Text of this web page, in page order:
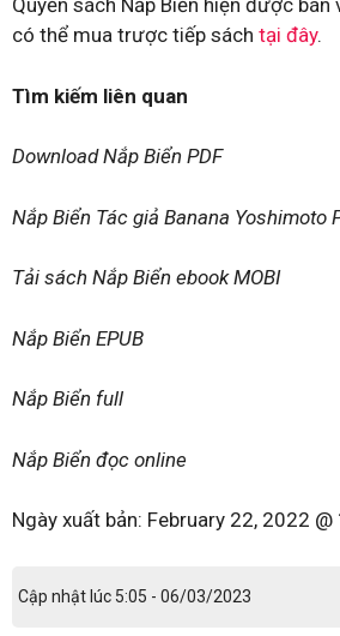
Quyển sách Nắp Biển hiện được
có thể mua trược tiếp sách tại đây.
Tìm kiếm liên quan
Download Nắp Biển PDF
Nắp Biển Tác giả Banana Yoshimoto
Tải sách Nắp Biển ebook MOBI
Nắp Biển EPUB
Nắp Biển full
Nắp Biển đọc online
Ngày xuất bản: February 22, 2022
Cập nhật lúc 5:05 - 06/03/2023